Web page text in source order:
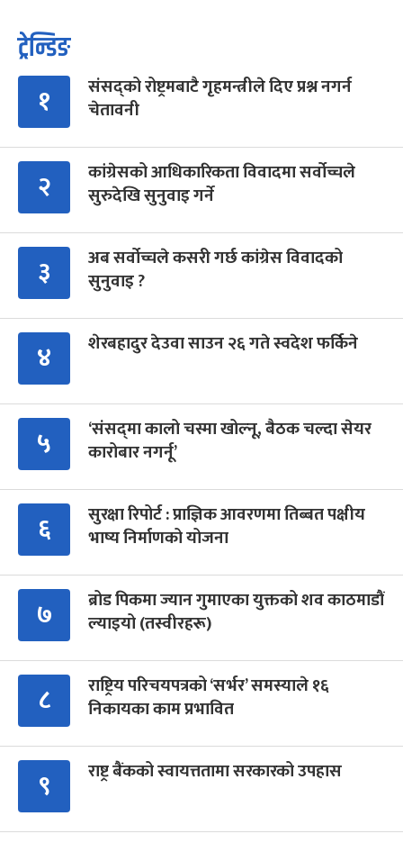
ट्रेन्डिङ
१
संसद्को रोष्ट्रमबाटै गृहमन्त्रीले दिए प्रश्न नगर्न
चेतावनी
२
कांग्रेसको आधिकारिकता विवादमा सर्वोच्चले
सुरुदेखि सुनुवाइ गर्ने
३
अब सर्वोच्चले कसरी गर्छ कांग्रेस विवादको
सुनुवाइ ?
४ शेरबहादुर देउवा साउन २६ गते स्वदेश फर्किने
५
‘संसद्‍मा कालो चस्मा खोल्नू, बैठक चल्दा सेयर
कारोबार नगर्नू’
६
सुरक्षा रिपोर्ट : प्राज्ञिक आवरणमा तिब्बत पक्षीय
भाष्य निर्माणको योजना
७
ब्रोड पिकमा ज्यान गुमाएका युक्तको शव काठमाडौं
ल्याइयो (तस्वीरहरू)
८
राष्ट्रिय परिचयपत्रको ‘सर्भर’ समस्याले १६
निकायका काम प्रभावित
९ राष्ट्र बैंकको स्वायत्ततामा सरकारको उपहास